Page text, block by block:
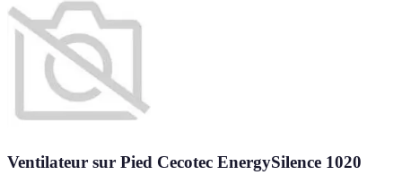
Ventilateur sur Pied Cecotec EnergySilence 1020